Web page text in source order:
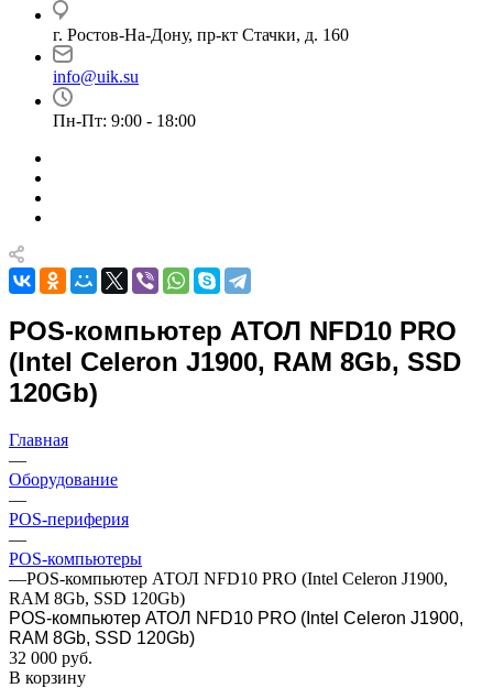
г. Ростов-На-Дону, пр-кт Стачки, д. 160
info@uik.su
Пн-Пт: 9:00 - 18:00
POS-компьютер АТОЛ NFD10 PRO
(Intel Celeron J1900, RAM 8Gb, SSD
120Gb)
Главная
—
Оборудование
—
POS-периферия
—
POS-компьютеры
—POS-компьютер АТОЛ NFD10 PRO (Intel Celeron J1900,
RAM 8Gb, SSD 120Gb)
POS-компьютер АТОЛ NFD10 PRO (Intel Celeron J1900,
RAM 8Gb, SSD 120Gb)
32 000 руб.
В корзину